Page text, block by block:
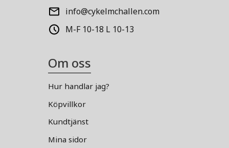
info@cykelmchallen.com
M-F 10-18 L 10-13
Om oss
Hur handlar jag?
Köpvillkor
Kundtjänst
Mina sidor